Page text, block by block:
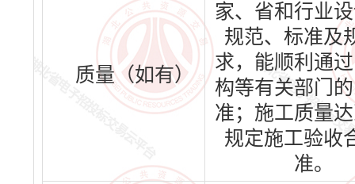
质量（如有）
家、省和行业
规范、标准及
求，能顺利通
构等有关部门
准；施工质量
规定施工验收
准。